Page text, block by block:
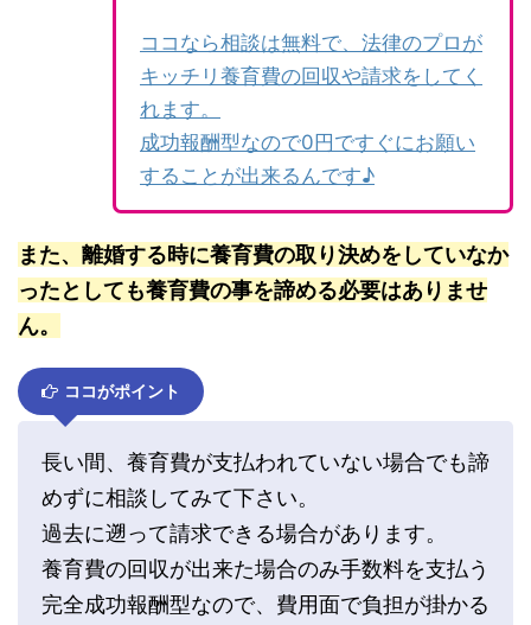
ココなら相談は無料で、法律のプロが
キッチリ養育費の回収や請求をしてく
れます。
成功報酬型なので0円ですぐにお願い
することが出来るんです♪
また、離婚する時に養育費の取り決めをしていなか
ったとしても養育費の事を諦める必要はありませ
ん。
ココがポイント
長い間、養育費が支払われていない場合でも諦
めずに相談してみて下さい。
過去に遡って請求できる場合があります。
養育費の回収が出来た場合のみ手数料を支払う
完全成功報酬型なので、費用面で負担が掛かる